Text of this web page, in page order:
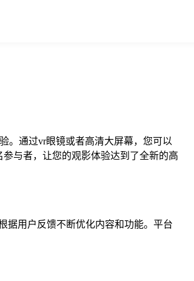
。通过vr眼镜或者高清大屏幕，您可以
与者，让您的观影体验达到了全新的高
据用户反馈不断优化内容和功能。平台